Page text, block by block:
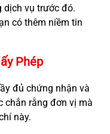
dịch vụ trước đó.
có thêm niềm tin
Phép
đủ chứng nhận và
chắn rằng đơn vị mà
này.